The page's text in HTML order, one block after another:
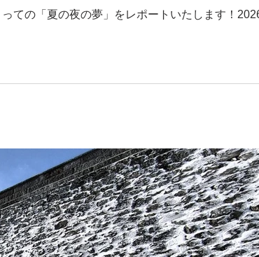
ての「夏の夜の夢」をレポートいたします！